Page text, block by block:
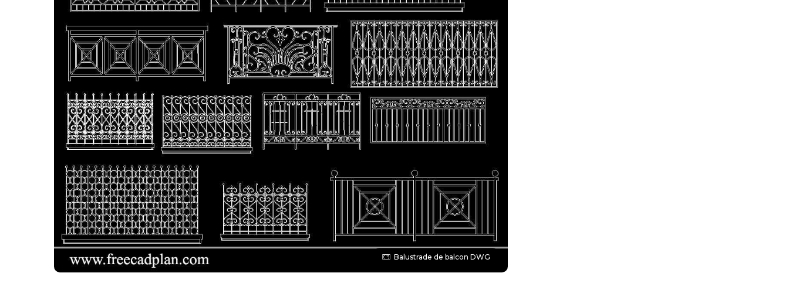
Balustrade de balcon DWG